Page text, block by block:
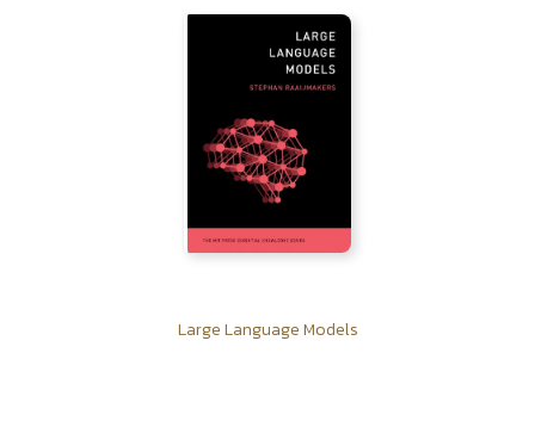
Large Language Models